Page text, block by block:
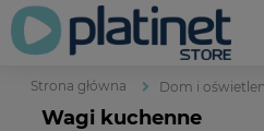
Strona główna Dom i
Wagi kuchenne